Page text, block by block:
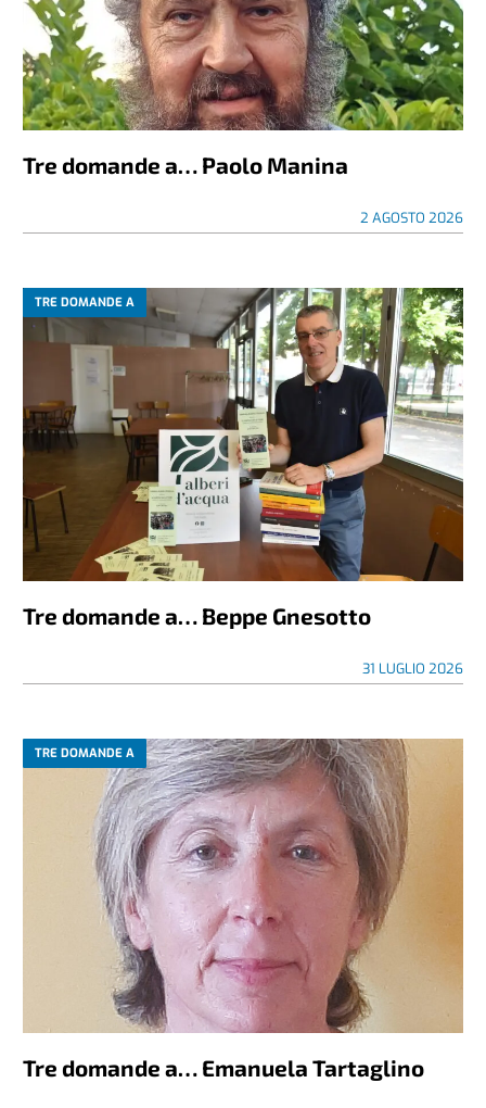
Tre domande a… Paolo Manina
2 AGOSTO 2026
TRE DOMANDE A
Tre domande a… Beppe Gnesotto
31 LUGLIO 2026
TRE DOMANDE A
Tre domande a… Emanuela Tartaglino